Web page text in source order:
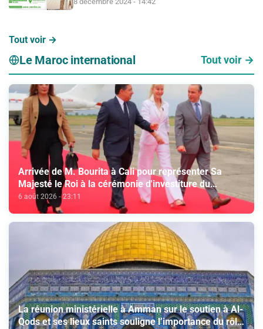
Tout voir →
Le Maroc international Tout voir →
Arrivée de M. Bourita à Cali pour représenter Sa
Majesté le Roi à la cérémonie d'investiture du
nouveau président colombien
6 août 2026 - 23:11
La réunion ministérielle à Amman sur le soutien à Al-
Qods et ses lieux saints souligne l’importance du rôle